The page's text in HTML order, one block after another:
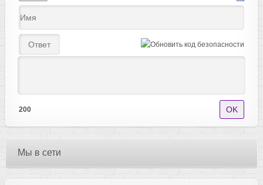
200
Мы в сети